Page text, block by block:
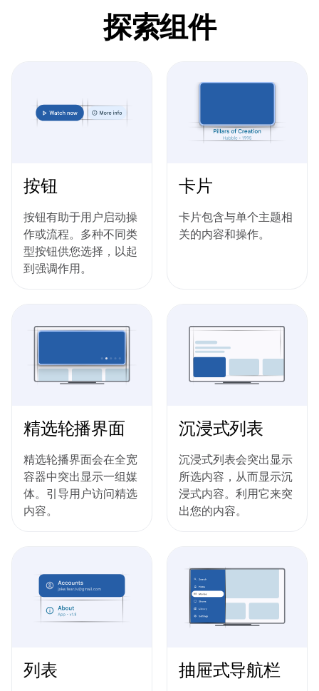
探索组件
按钮
按钮有助于用户启动操
作或流程。多种不同类
型按钮供您选择，以起
到强调作用。
卡片
卡片包含与单个主题相
关的内容和操作。
精选轮播界面
精选轮播界面会在全宽
容器中突出显示一组媒
体。引导用户访问精选
内容。
沉浸式列表
沉浸式列表会突出显示
所选内容，从而显示沉
浸式内容。利用它来突
出您的内容。
列表 抽屉式导航栏